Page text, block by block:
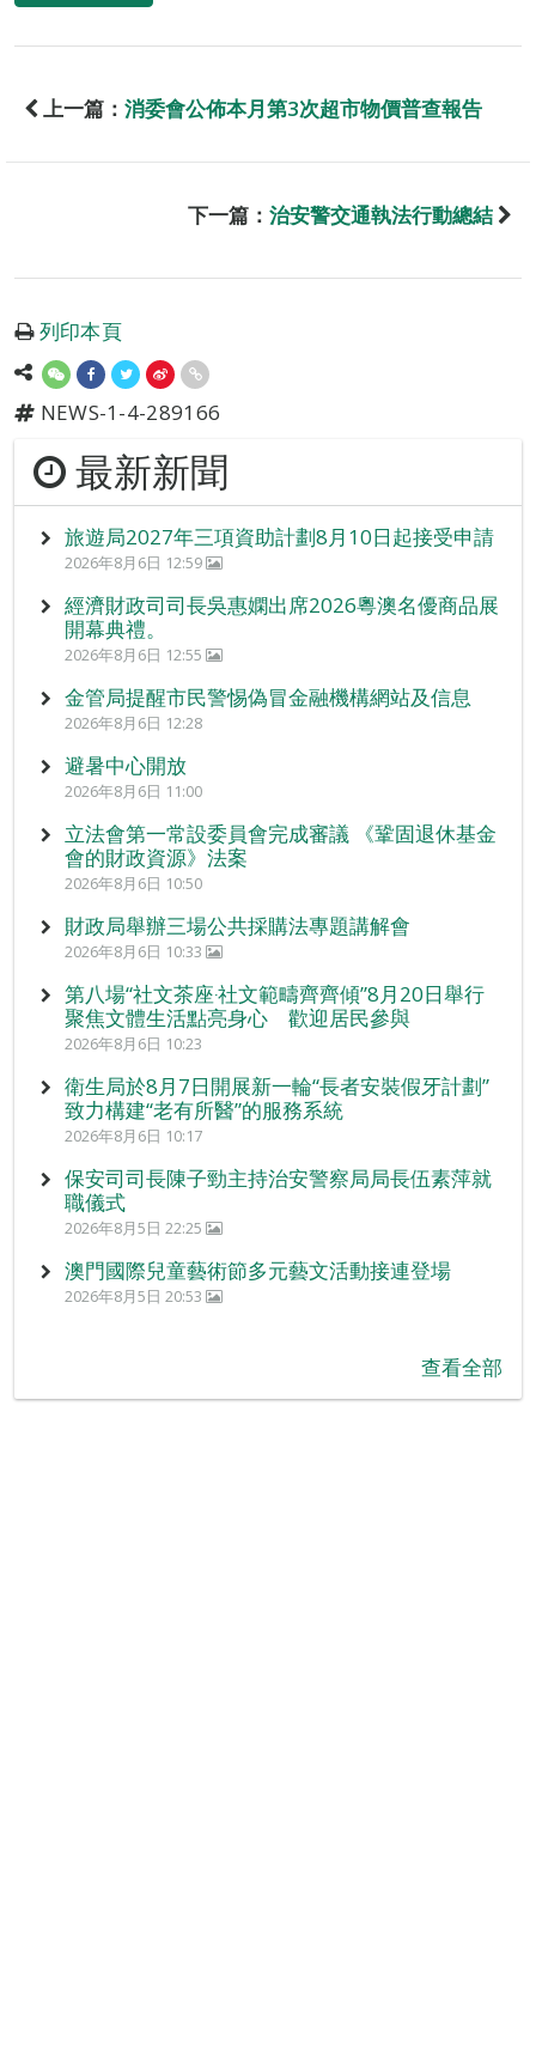
上一篇： 消委會公佈本月第3次超市物價普查報告
下一篇： 治安警交通執法行動總結
列印本頁
NEWS-1-4-289166
最新新聞
旅遊局2027年三項資助計劃8月10日起接受申請
2026年8月6日 12:59
經濟財政司司長吳惠嫻出席2026粵澳名優商品展
開幕典禮。
2026年8月6日 12:55
金管局提醒市民警惕偽冒金融機構網站及信息
2026年8月6日 12:28
避暑中心開放
2026年8月6日 11:00
立法會第一常設委員會完成審議 《鞏固退休基金
會的財政資源》法案
2026年8月6日 10:50
財政局舉辦三場公共採購法專題講解會
2026年8月6日 10:33
第八場“社文茶座‧社文範疇齊齊傾”8月20日舉行
聚焦文體生活點亮身心 歡迎居民參與
2026年8月6日 10:23
衛生局於8月7日開展新一輪“長者安裝假牙計劃”
致力構建“老有所醫”的服務系統
2026年8月6日 10:17
保安司司長陳子勁主持治安警察局局長伍素萍就
職儀式
2026年8月5日 22:25
澳門國際兒童藝術節多元藝文活動接連登場
2026年8月5日 20:53
查看全部